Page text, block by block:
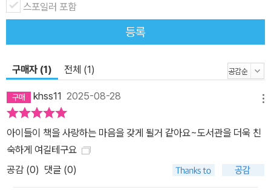
스포일러 포함
등록
구매자 (1) 전체 (1)
khss11 2025-08-28
아이들이 책을 사랑하는 마음을 갖게 될거 같아요~도서관을 더욱 친
숙하게 여길테구요
공감 (0) 댓글 (0)